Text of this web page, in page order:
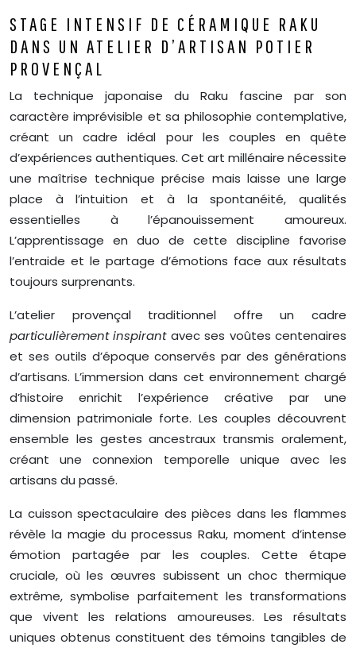
STAGE INTENSIF DE CÉRAMIQUE RAKU
DANS UN ATELIER D’ARTISAN POTIER
PROVENÇAL
La technique japonaise du Raku fascine par son
caractère imprévisible et sa philosophie contemplative,
créant un cadre idéal pour les couples en quête
d’expériences authentiques. Cet art millénaire nécessite
une maîtrise technique précise mais laisse une large
place à l’intuition et à la spontanéité, qualités
essentielles à l’épanouissement amoureux.
L’apprentissage en duo de cette discipline favorise
l’entraide et le partage d’émotions face aux résultats
toujours surprenants.
L’atelier provençal traditionnel offre un cadre
particulièrement inspirant avec ses voûtes centenaires
et ses outils d’époque conservés par des générations
d’artisans. L’immersion dans cet environnement chargé
d’histoire enrichit l’expérience créative par une
dimension patrimoniale forte. Les couples découvrent
ensemble les gestes ancestraux transmis oralement,
créant une connexion temporelle unique avec les
artisans du passé.
La cuisson spectaculaire des pièces dans les flammes
révèle la magie du processus Raku, moment d’intense
émotion partagée par les couples. Cette étape
cruciale, où les œuvres subissent un choc thermique
extrême, symbolise parfaitement les transformations
que vivent les relations amoureuses. Les résultats
uniques obtenus constituent des témoins tangibles de